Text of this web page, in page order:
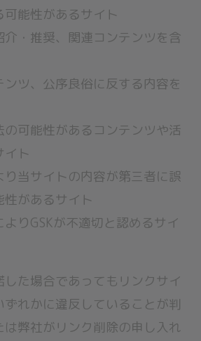
能性があるサイト
介・推奨、関連コンテンツを含
ンツ、公序良俗に反する内容を
の可能性があるコンテンツや活
イト
り当サイトの内容が第三者に誤
があるサイト
りGSKが不適切と認めるサイ
た場合であってもリンクサイ
ずれかに違反していることが判
弊社がリンク削除の申し入れ